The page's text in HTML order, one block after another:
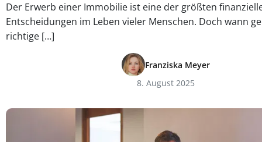
Der Erwerb einer Immobilie ist eine der größten
Entscheidungen im Leben vieler Menschen. Doch wann
richtige […]
Franziska Meyer
8. August 2025